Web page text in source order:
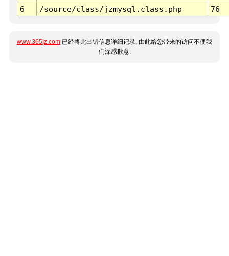
6
/source/class/jzmysql.class.php 76
www.365jz.com 已经将此出错信息详细记录, 由此给您带来的访问不便我
们深感歉意.